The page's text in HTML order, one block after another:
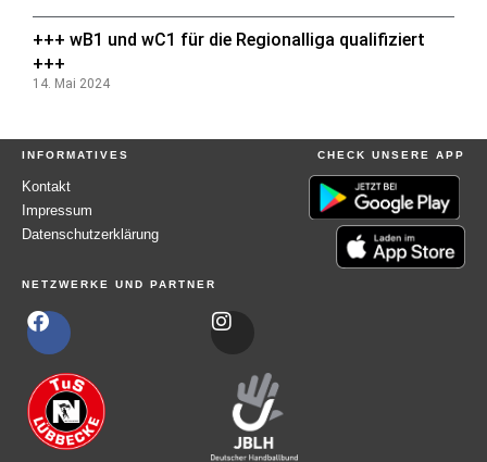
+++ wB1 und wC1 für die Regionalliga qualifiziert
+++
14. Mai 2024
INFORMATIVES
Kontakt
Impressum
Datenschutzerklärung
CHECK UNSERE APP
NETZWERKE UND PARTNER
F
e
b
o
o
t
a
g
r